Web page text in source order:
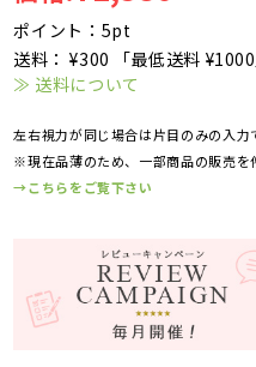
ポイント：5pt
送料： ¥300 「最低送料 ¥1000
≫ 送料について
左右視力が同じ場合は片目のみの入力
※現在品薄のため、一部商品の販売を
→こちらをご覧下さい